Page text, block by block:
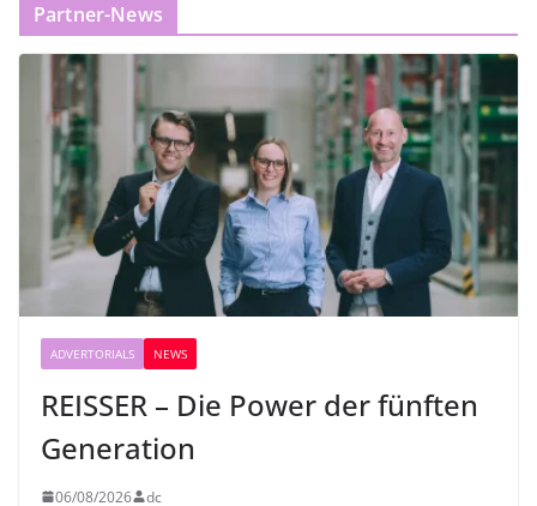
Partner-News
ADVERTORIALS NEWS
REISSER – Die Power der fünften
Generation
06/08/2026 dc